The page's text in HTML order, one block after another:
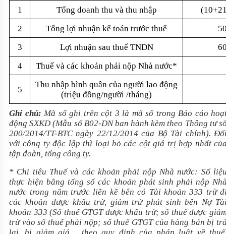
1
Tổng doanh thu và thu nhập
2
Tổng lợi nhuận kế toán trước thuế
3
Lợi nhuận sau thuế TNDN
4
Thuế và các khoản phải nộp Nhà nước*
5
Thu nhập bình quân của người lao động
(triệu đồng/người /tháng)
Ghi chú: Mã số ghi trên cột 3 là mã số trong Báo cáo
động SXKD (Mẫu số B02-DN ban hành kèm theo Thông tư
200/2014/TT-BTCngày 22/12/2014 của Bộ Tài chính).
với công ty độc lập thì loại bỏ các cột giá trị hợp nhất
tập đoàn, tổng công ty.
* Chỉ tiêu Thuế và các khoản phải nộp Nhà nước: Số
thực hiện bằng tổng số các khoản phát sinh phải nộp
nước trong năm trước liền kề bên có Tài khoản 333 trừ
các khoản được khấu trừ, giảm trừ phát sinh bên Nợ
khoản 333 (Số thuế GTGT được khấu trừ; số thuế được
trừ vào số thuế phải nộp; số thuế GTGT của hàng bán bị